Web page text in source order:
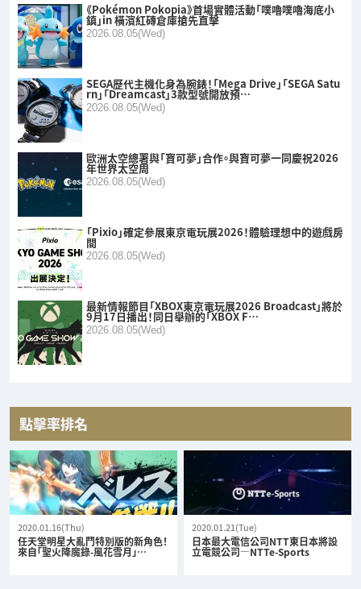
《Pokémon Pokopia》首場實體活動「噗嚕噗嚕海底小
鎮」in 橫濱紅磚倉庫搶先直擊
2026.08.05(Wed)
SEGA歷代主機化身為腕錶！「Mega Drive」「SEGA Satu
rn」「Dreamcast」3款型號開放預…
2026.08.05(Wed)
歐洲太空總署與「寶可夢」合作。與寶可夢一同慶祝2026
年世界太空周
2026.08.05(Wed)
「Pixio」確定參展東京電玩展2026！體驗理想中的遊戲房
間
2026.08.05(Wed)
最新情報節目「XBOX東京電玩展2026 Broadcast」將於
9月17日播出！同日舉辦的「XBOX F…
2026.08.05(Wed)
點擊率排名
2020.01.16(Thu)
任天堂明星大亂鬥特別版的新角色！
來自「聖火降魔錄-風花雪月」…
2020.01.21(Tue)
日本最大電信公司NTT東日本將設
立電競公司—NTTe-Sports